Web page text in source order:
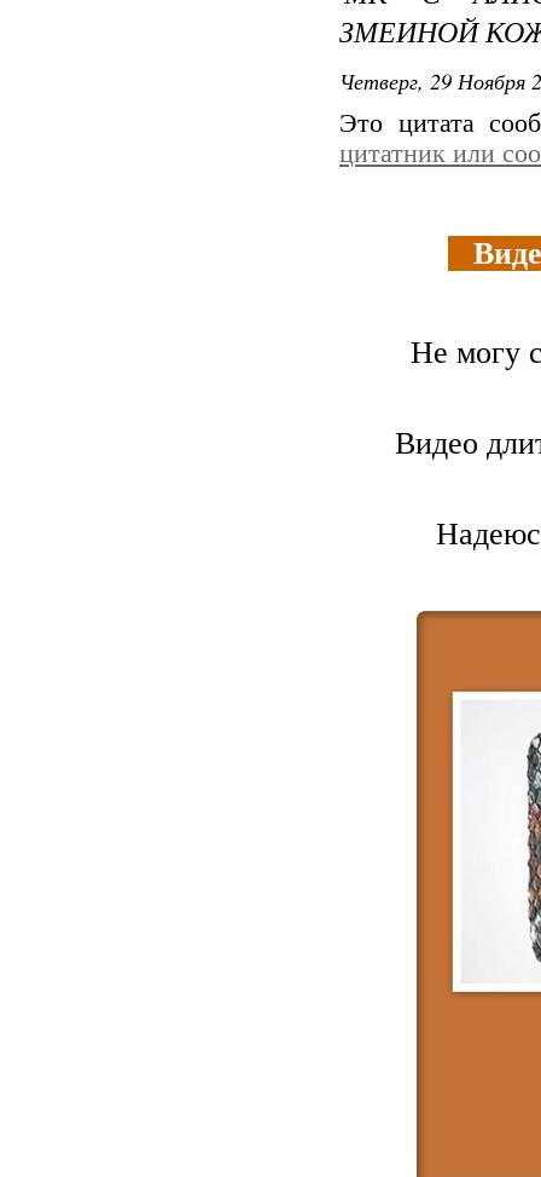
ЗМЕИНОЙ
Четверг, 29 Ноября
Это цитата
цитатник или
Не могу
Видео